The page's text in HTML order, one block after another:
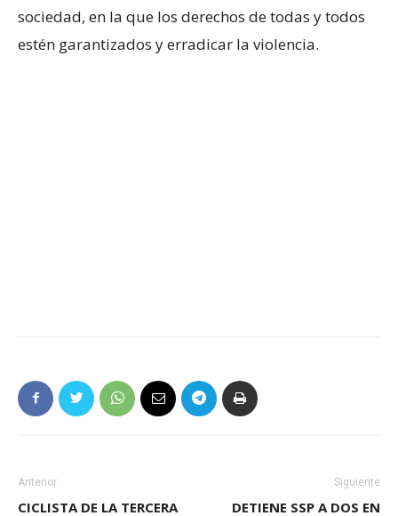
sociedad, en la que los derechos de todas y todos
estén garantizados y erradicar la violencia.
Anterior
CICLISTA DE LA TERCERA
Siguiente
DETIENE SSP A DOS EN